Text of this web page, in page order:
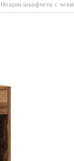
Нощни шкафчета с